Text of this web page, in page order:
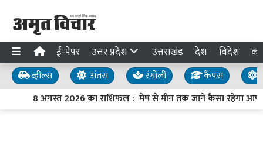
ई-पेपर उत्तर प्रदेश उत्तराखंड देश विदेश
व्हील्स अंतस रंगोली कैंपस
8 अगस्त 2026 का राशिफल : मेष से मीन तक जानें कैसा रहेगा